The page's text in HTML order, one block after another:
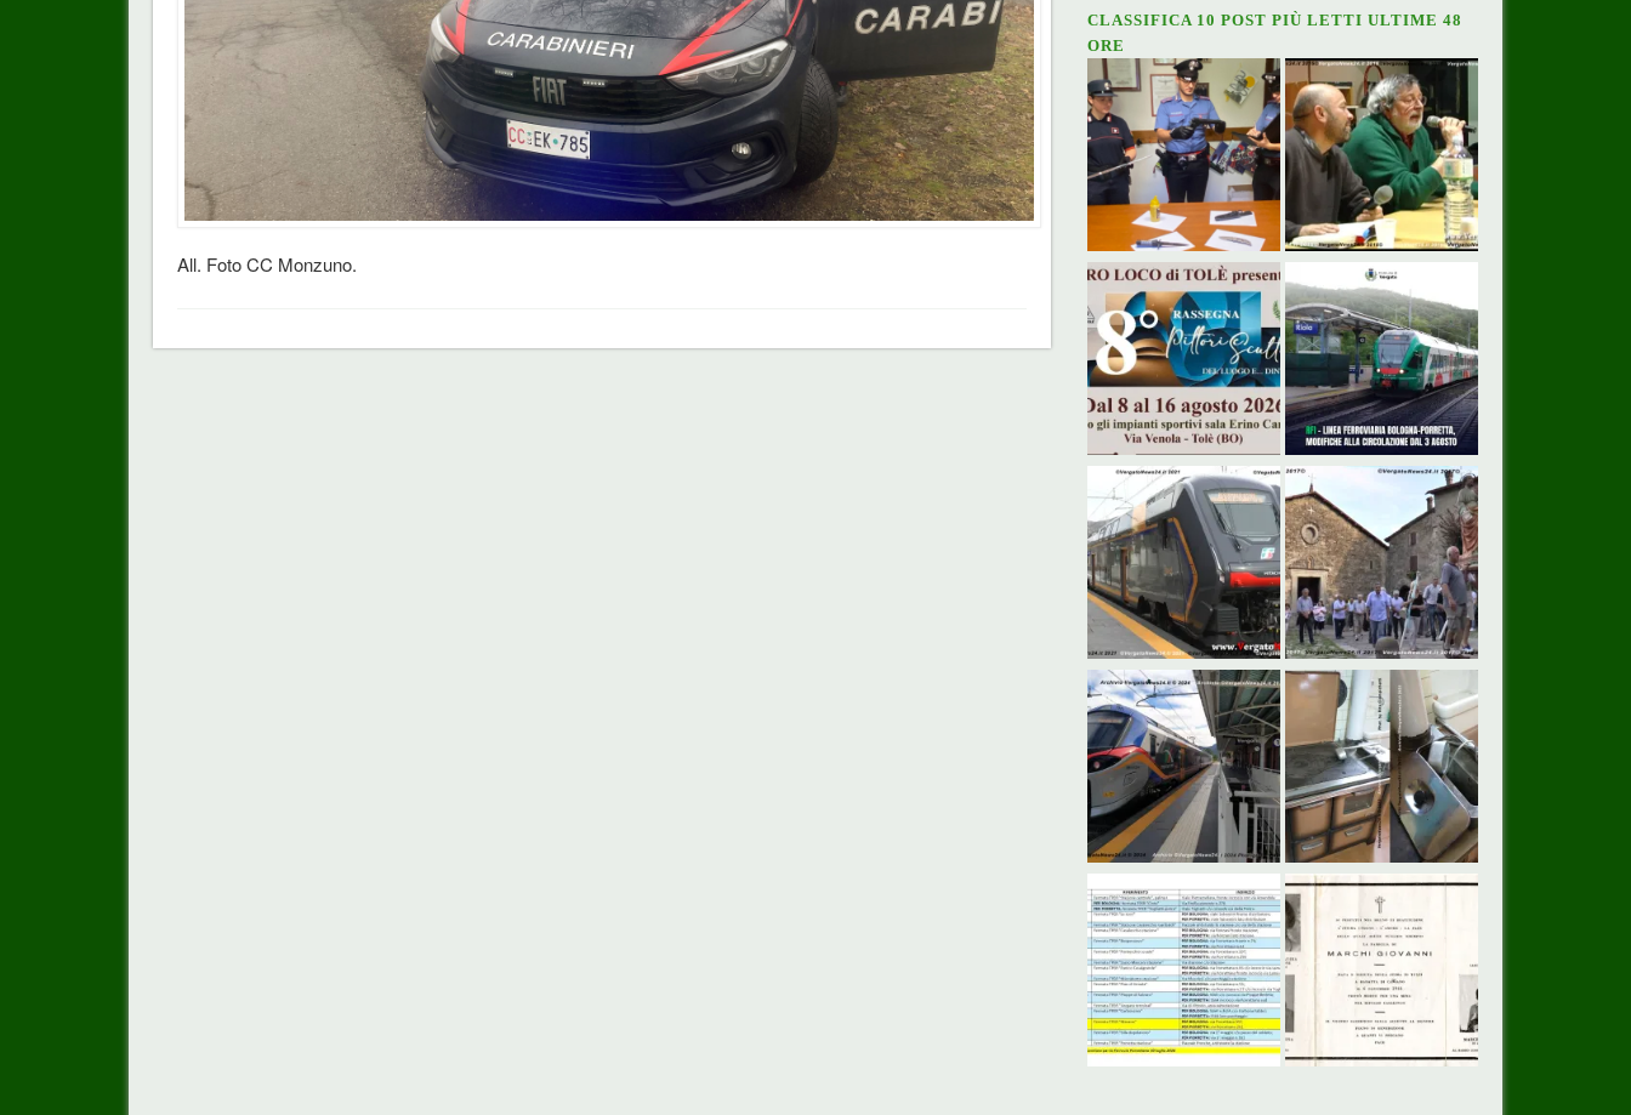
All. Foto CC Monzuno.
CLASSIFICA 10 POST PIÙ LETTI ULTIME 48
ORE